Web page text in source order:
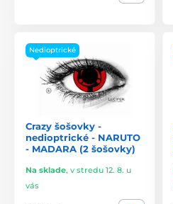
Nedioptrické
Crazy šošovky -
nedioptrické - NARUTO
- MADARA (2 šošovky)
Na sklade, v stredu 12. 8. u
vás